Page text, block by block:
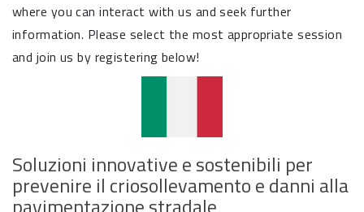
where you can interact with us and seek further
information. Please select the most appropriate session
and join us by registering below!
Soluzioni innovative e sostenibili per
prevenire il criosollevamento e danni alla